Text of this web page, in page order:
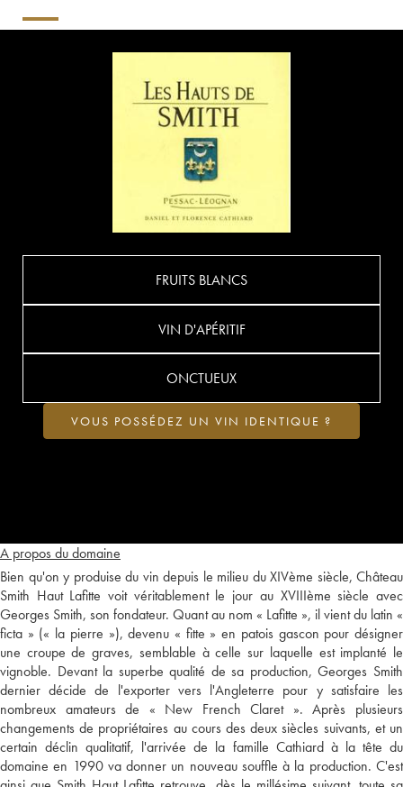
A propos du domaine
Bien qu'on y produise du vin depuis le milieu du XIVème siècle, Château
Smith Haut Lafitte voit véritablement le jour au XVIIIème siècle avec
Georges Smith, son fondateur. Quant au nom « Lafitte », il vient du latin «
ficta » (« la pierre »), devenu « fitte » en patois gascon pour désigner
une croupe de graves, semblable à celle sur laquelle est implanté le
vignoble. Devant la superbe qualité de sa production, Georges Smith
dernier décide de l'exporter vers l'Angleterre pour y satisfaire les
nombreux amateurs de « New French Claret ». Après plusieurs
changements de propriétaires au cours des deux siècles suivants, et un
certain déclin qualitatif, l'arrivée de la famille Cathiard à la tête du
domaine en 1990 va donner un nouveau souffle à la production. C'est
FRUITS BLANCS
VIN D'APÉRITIF
ONCTUEUX
VOUS POSSÉDEZ UN VIN IDENTIQUE ?